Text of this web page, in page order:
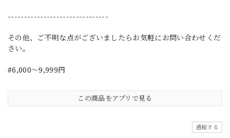
-------------------------------
その他、ご不明な点がございましたらお気軽にお問い合わせくだ
さい。
#6,000～9,999円
この商品をアプリで見る
通報する